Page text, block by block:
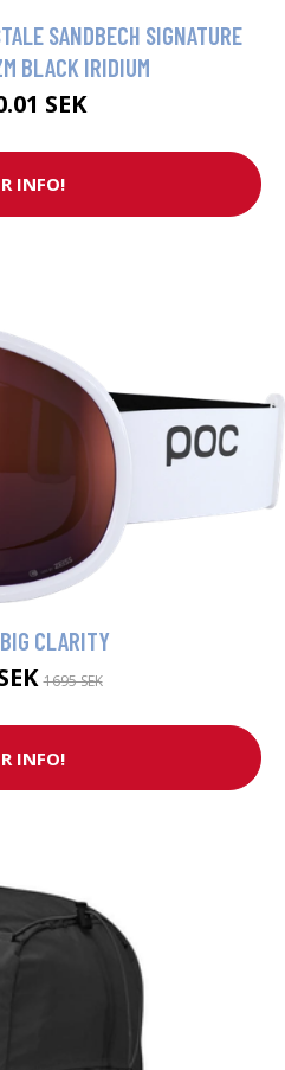
SANDBECH SIGNATURE
BLACK IRIDIUM
SEK
INFO!
CLARITY
1695 SEK
INFO!